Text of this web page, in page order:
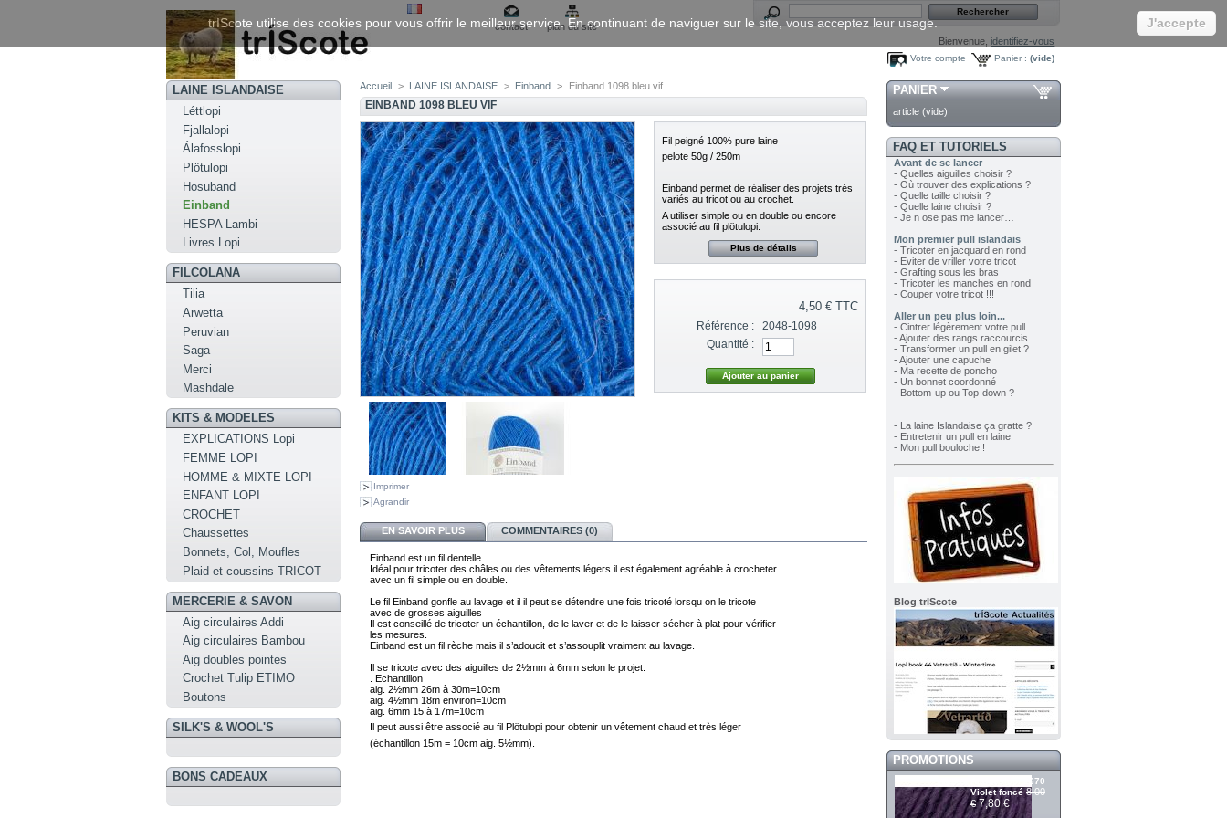
contact
plan du site
Bienvenue, identifiez-vous
Panier : (vide)
Votre compte
LAINE ISLANDAISE
Léttlopi
Fjallalopi
Álafosslopi
Plötulopi
Hosuband
Einband
HESPA Lambi
Livres Lopi
FILCOLANA
Tilia
Arwetta
Peruvian
Saga
Merci
Mashdale
KITS & MODELES
EXPLICATIONS Lopi
FEMME LOPI
HOMME & MIXTE LOPI
ENFANT LOPI
CROCHET
Chaussettes
Bonnets, Col, Moufles
Plaid et coussins TRICOT
MERCERIE & SAVON
Aig circulaires Addi
Aig circulaires Bambou
Aig doubles pointes
Crochet Tulip ETIMO
Boutons
SILK'S & WOOL'S
BONS CADEAUX
Accueil > LAINE ISLANDAISE > Einband > Einband 1098 bleu vif
EINBAND 1098 BLEU VIF
Imprimer
Agrandir
Fil peigné 100% pure laine
pelote 50g / 250m
Einband permet de réaliser des projets très
variés au tricot ou au crochet.
A utiliser simple ou en double ou encore
associé au fil plötulopi.
Plus de détails
4,50 €TTC
Référence :
2048-1098
Quantité :
EN SAVOIR PLUS COMMENTAIRES (0)
Einband est un fil dentelle.
Idéal pour tricoter des châles ou des vêtements légers il est également agréable à crocheter
avec un fil simple ou en double.
Le fil Einband gonfle au lavage et il il peut se détendre une fois tricoté lorsqu on le tricote
Il est conseillé de tricoter un échantillon, de le laver et de le laisser sécher à plat pour vérifier
les mesures.
Einband est un fil rèche mais il s’adoucit et s’assouplit vraiment au lavage.
Il se tricote avec des aiguilles de 2½mm à 6mm selon le projet.
. Echantillon
aig. 2½mm 26m à 30m=10cm
aig. 4½mm 18m environ=10cm
aig. 6mm 15 à 17m=10cm
Il peut aussi être associé au fil Plötulopi pour obtenir un vêtement chaud et très léger
(échantillon 15m = 10cm aig. 5½mm).
PANIER
article (vide)
FAQ ET TUTORIELS
Avant de se lancer
- Quelles aiguilles choisir ?
- Où trouver des explications ?
- Quelle taille choisir ?
- Quelle laine choisir ?
- Je n ose pas me lancer…
Mon premier pull islandais
- Tricoter en jacquard en rond
- Eviter de vriller votre tricot
- Grafting sous les bras
- Tricoter les manches en rond
- Couper votre tricot !!!
Aller un peu plus loin...
- Cintrer légèrement votre pull
- Ajouter des rangs raccourcis
- Transformer un pull en gilet ?
- Ajouter une capuche
- Ma recette de poncho
- Un bonnet coordonné
- Bottom-up ou Top-down ?
- La laine Islandaise ça gratte ?
- Entretenir un pull en laine
- Mon pull bouloche !
Blog trIScote
PROMOTIONS
Álafosslopi 2670
Violet foncé 8,00
€ 7,80 €
trIScote utilise des cookies pour vous offrir le meilleur service. En continuant de naviguer sur le site, vous acceptez leur usage. J'accepte